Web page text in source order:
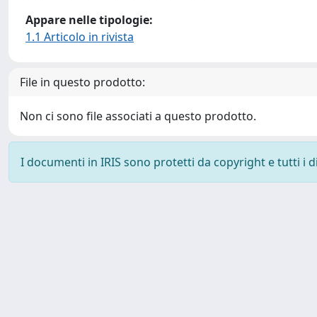
Appare nelle tipologie:
1.1 Articolo in rivista
File in questo prodotto:
Non ci sono file associati a questo prodotto.
I documenti in IRIS sono protetti da copyright e tutti i